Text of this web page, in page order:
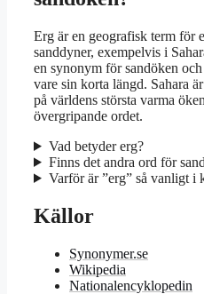
Erg är en geografisk term för
sanddyner, exempelvis i
en synonym för sandöken
vare sin korta längd. Sahara
på världens största varma
övergripande ordet.
Vad betyder erg?
Finns det andra ord för
Varför är ”erg” så vanligt i
Källor
Synonymer.se
Wikipedia
Nationalencyklopedin